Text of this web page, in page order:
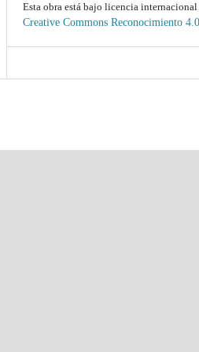
Esta obra está bajo licencia internacional
Creative Commons Reconocimiento 4.0